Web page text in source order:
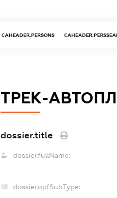
CAHEADER.PERSONS
ТРЕК-
dossier.title
dossier.fullName:
dossier.opfSubType: